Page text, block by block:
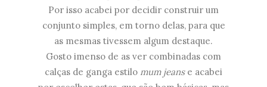
Por isso acabei por decidir construir um
conjunto simples, em torno delas, para que
as mesmas tivessem algum destaque.
Gosto imenso de as ver combinadas com
calças de ganga estilo mum jeanse acabei